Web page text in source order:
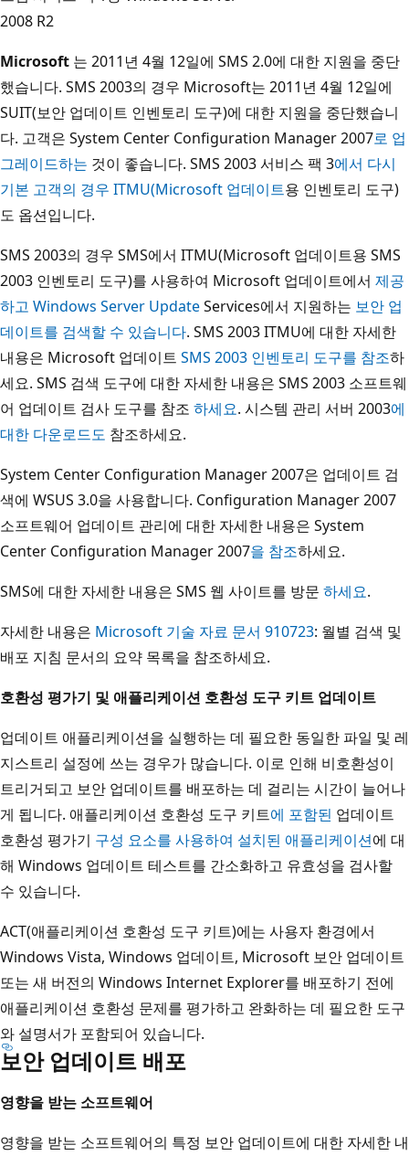
2008 R2
Microsoft 는 2011년 4월 12일에 SMS 2.0에 대한 지원을 중단
했습니다. SMS 2003의 경우 Microsoft는 2011년 4월 12일에
SUIT(보안 업데이트 인벤토리 도구)에 대한 지원을 중단했습니
다. 고객은 System Center Configuration Manager 2007로 업
그레이드하는 것이 좋습니다. SMS 2003 서비스 팩 3에서 다시
기본 고객의 경우 ITMU(Microsoft 업데이트용 인벤토리 도구)
도 옵션입니다.
SMS 2003의 경우 SMS에서 ITMU(Microsoft 업데이트용 SMS
2003 인벤토리 도구)를 사용하여 Microsoft 업데이트에서 제공
하고 Windows Server UpdateServices에서 지원하는 보안 업
데이트를 검색할 수 있습니다. SMS 2003 ITMU에 대한 자세한
내용은 Microsoft 업데이트 SMS 2003 인벤토리 도구를 참조하
세요. SMS 검색 도구에 대한 자세한 내용은 SMS 2003 소프트웨
어 업데이트 검사 도구를 참조 하세요. 시스템 관리 서버 2003에
대한 다운로드도 참조하세요.
System Center Configuration Manager 2007은 업데이트 검
색에 WSUS 3.0을 사용합니다. Configuration Manager 2007
소프트웨어 업데이트 관리에 대한 자세한 내용은 System
Center Configuration Manager 2007을 참조하세요.
SMS에 대한 자세한 내용은 SMS 웹 사이트를 방문 하세요.
자세한 내용은 Microsoft 기술 자료 문서 910723: 월별 검색 및
배포 지침 문서의 요약 목록을 참조하세요.
호환성 평가기 및 애플리케이션 호환성 도구 키트 업데이트
업데이트 애플리케이션을 실행하는 데 필요한 동일한 파일 및 레
지스트리 설정에 쓰는 경우가 많습니다. 이로 인해 비호환성이
트리거되고 보안 업데이트를 배포하는 데 걸리는 시간이 늘어나
게 됩니다. 애플리케이션 호환성 도구 키트에 포함된 업데이트
호환성 평가기 구성 요소를 사용하여 설치된 애플리케이션에 대
해 Windows 업데이트 테스트를 간소화하고 유효성을 검사할
수 있습니다.
ACT(애플리케이션 호환성 도구 키트)에는 사용자 환경에서
Windows Vista, Windows 업데이트, Microsoft 보안 업데이트
또는 새 버전의 Windows Internet Explorer를 배포하기 전에
애플리케이션 호환성 문제를 평가하고 완화하는 데 필요한 도구
와 설명서가 포함되어 있습니다.
보안 업데이트 배포
영향을 받는 소프트웨어
영향을 받는 소프트웨어의 특정 보안 업데이트에 대한 자세한 내